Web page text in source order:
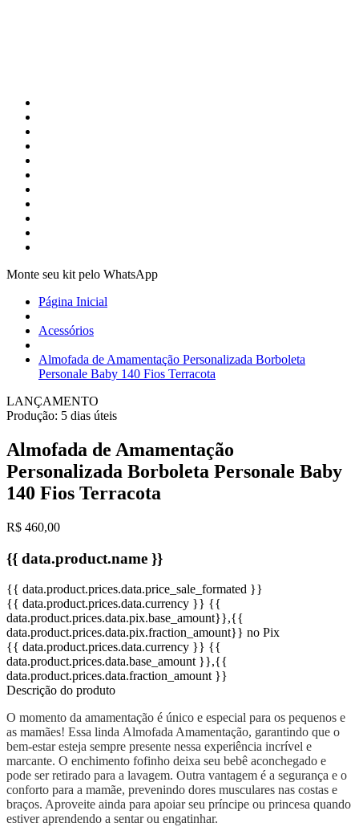
Monte seu kit pelo WhatsApp
Página Inicial
Acessórios
Almofada de Amamentação Personalizada Borboleta
Personale Baby 140 Fios Terracota
LANÇAMENTO
Produção: 5 dias úteis
Almofada de Amamentação
Personalizada Borboleta Personale Baby
140 Fios Terracota
R$ 460,00
{{ data.product.name }}
{{ data.product.prices.data.price_sale_formated }}
{{ data.product.prices.data.currency }} {{
data.product.prices.data.pix.base_amount}},{{
data.product.prices.data.pix.fraction_amount}} no Pix
{{ data.product.prices.data.currency }} {{
data.product.prices.data.base_amount }},{{
data.product.prices.data.fraction_amount }}
Descrição do produto
O momento da amamentação é único e especial para os pequenos e
as mamães! Essa linda Almofada Amamentação, garantindo que o
bem-estar esteja sempre presente nessa experiência incrível e
marcante. O enchimento fofinho deixa seu bebê aconchegado e
pode ser retirado para a lavagem. Outra vantagem é a segurança e o
conforto para a mamãe, prevenindo dores musculares nas costas e
braços. Aproveite ainda para apoiar seu príncipe ou princesa quando
estiver aprendendo a sentar ou engatinhar.